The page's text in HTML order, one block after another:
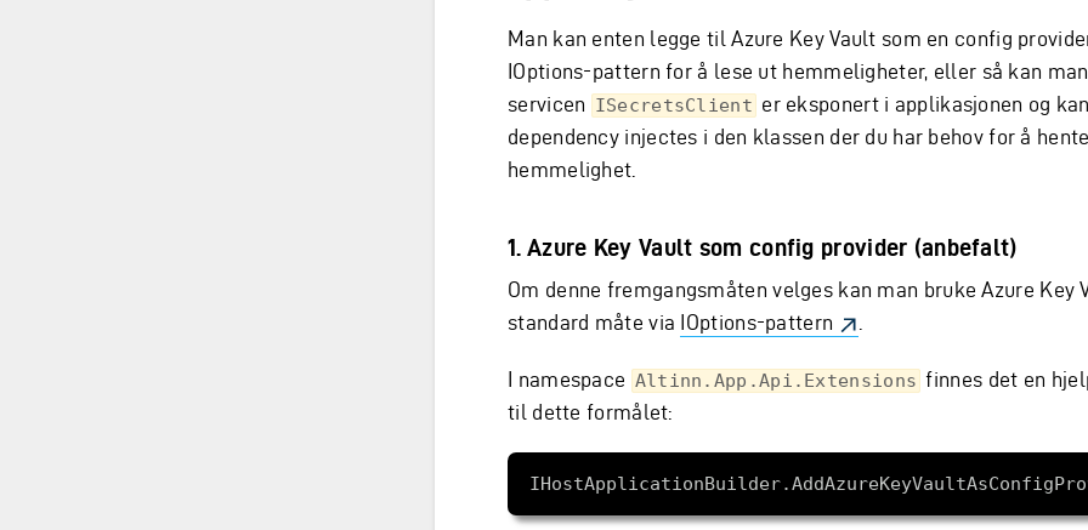
Man kan enten legge til Azure Key Vault som en config
IOptions-pattern for å lese ut hemmeligheter, eller så kan
servicen ISecretsClient er eksponert i applikasjonen og kan
dependency injectes i den klassen der du har behov for å
hemmelighet.
1. Azure Key Vault som config provider (anbefalt)
Om denne fremgangsmåten velges kan man bruke Azure Key
standard måte via IOptions-pattern
I namespace Altinn.App.Api.Extensions finnes det en
til dette formålet: